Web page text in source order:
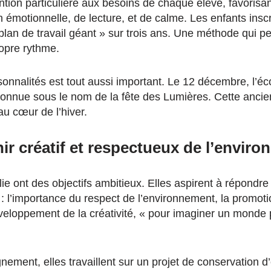
particulière aux besoins de chaque élève,
émotionnelle, de lecture, et de calme. Les enfants
de travail géant » sur trois ans. Une méthode qui
rythme.
est tout aussi important. Le 12 décembre,
sous le nom de la fête des Lumières. Cette
cœur de l’hiver.
créatif et respectueux de
ont des objectifs ambitieux. Elles aspirent à
l’importance du respect de l’environnement, la
de la créativité, « pour imaginer un monde
elles travaillent sur un projet de conservation